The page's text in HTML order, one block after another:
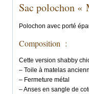
Sac polochon «
Polochon avec porté
Composition :
Cette version shabby
– Toile à matelas
– Fermeture métal
– Anses en sangle de